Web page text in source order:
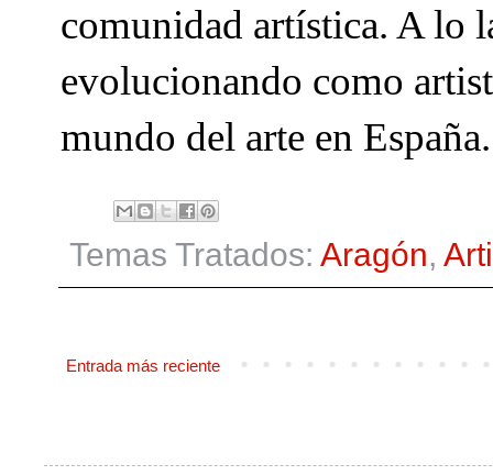
comunidad artística. A lo
evolucionando como
mundo del arte en España.
Temas Tratados: Aragón,
Entrada más reciente